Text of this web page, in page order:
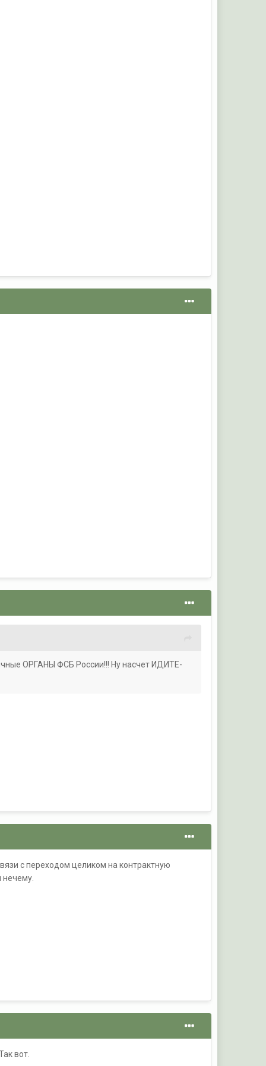
ОРГАНЫ ФСБ России!!! Ну насчет ИДИТЕ-
с переходом целиком на контрактную
нечему.
вот.